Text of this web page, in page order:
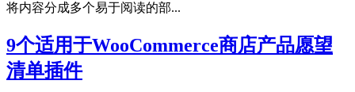
将内容分成多个易于阅读的部...
9个适用于WooCommerce商店产品愿望
清单插件